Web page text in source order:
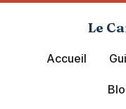
Le
Accueil